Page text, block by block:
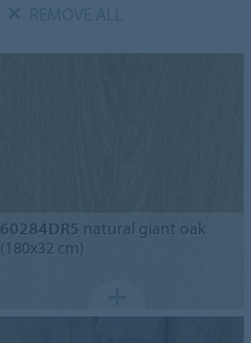
60284DR5 natural giant oak
(180x32 cm)